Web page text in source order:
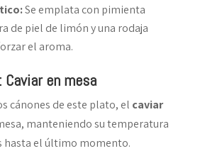
Se emplata con pimienta
de piel de limón y una rodaja
el aroma.
en mesa
cánones de este plato, el caviar
manteniendo su temperatura
hasta el último momento.